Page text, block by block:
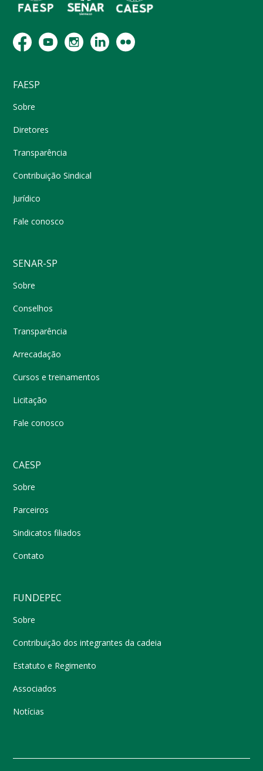
FAESP
Sobre
Diretores
Transparência
Contribuição Sindical
Jurídico
Fale conosco
SENAR-SP
Sobre
Conselhos
Transparência
Arrecadação
Cursos e treinamentos
Licitação
Fale conosco
CAESP
Sobre
Parceiros
Sindicatos filiados
Contato
FUNDEPEC
Sobre
Contribuição dos integrantes da cadeia
Estatuto e Regimento
Associados
Notícias